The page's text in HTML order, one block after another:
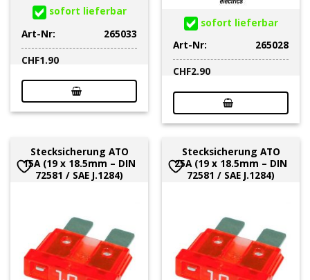
sofort lieferbar
Art-Nr:
265033
CHF1.90
sofort lieferbar
Art-Nr:
265028
CHF2.90
Stecksicherung ATO
15A (19 x 18.5mm – DIN
72581 / SAE J.1284)
Stecksicherung ATO
25A (19 x 18.5mm – DIN
72581 / SAE J.1284)